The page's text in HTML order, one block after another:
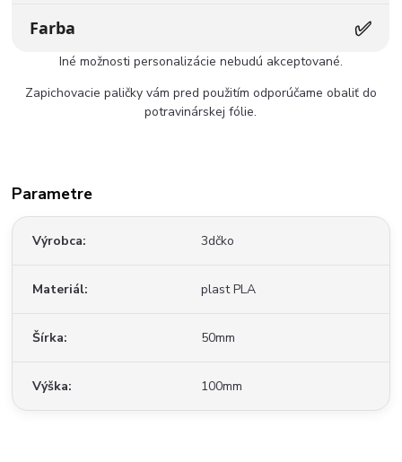
Farba ✅
Iné možnosti personalizácie nebudú akceptované.
Zapichovacie paličky vám pred použitím odporúčame obaliť do
potravinárskej fólie.
Parametre
Výrobca 3dčko
Materiál plast PLA
Šírka 50mm
Výška 100mm